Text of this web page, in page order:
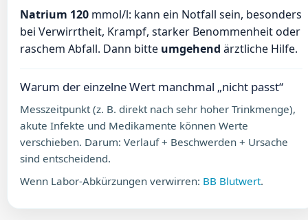
Natrium 120mmol/l: kann ein Notfall sein, besonders
bei Verwirrtheit, Krampf, starker Benommenheit oder
raschem Abfall. Dann bitte umgehend ärztliche Hilfe.
Warum der einzelne Wert manchmal „nicht passt“
Messzeitpunkt (z. B. direkt nach sehr hoher Trinkmenge),
akute Infekte und Medikamente können Werte
verschieben. Darum: Verlauf + Beschwerden + Ursache
sind entscheidend.
Wenn Labor-Abkürzungen verwirren: BB Blutwert.